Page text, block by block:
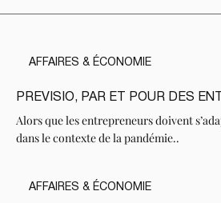
PREVISIO, PAR ET POUR DES
Alors que les entrepreneurs doivent
dans le contexte de la pandémie..
AFFAIRES & ÉCONOMIE
AFFAIRES & ÉCONOMIE